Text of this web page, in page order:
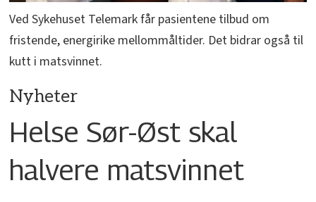
Ved Sykehuset Telemark får pasientene tilbud om
fristende, energirike mellommåltider. Det bidrar også til
kutt i matsvinnet.
Nyheter
Helse Sør-Øst skal
halvere matsvinnet